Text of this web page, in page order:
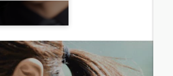
總價
1,020萬
總價